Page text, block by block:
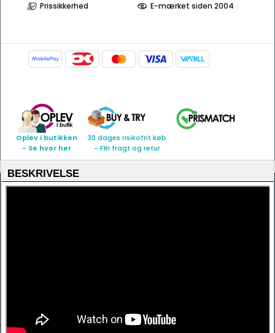
Prissikkerhed
E-mærket siden 2004
Oplev i butikken
- Se hvor her
30 dages risikofrit køb
- FRI fragt og retur
BESKRIVELSE